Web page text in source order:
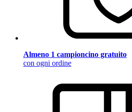
Almeno 1 campioncino gratuito
con ogni ordine